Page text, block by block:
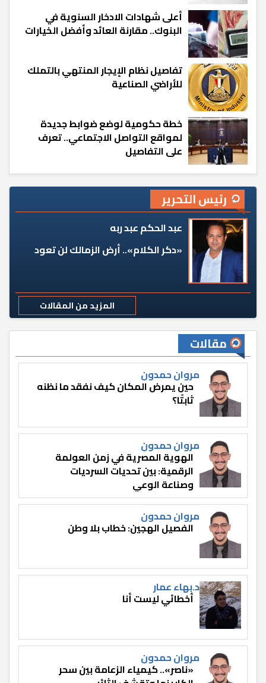
أعلى شهادات الادخار السنوية في
البنوك.. مقارنة العائد وأفضل الخيارات
تفاصيل نظام الإيجار المنتهي بالتملك
للأراضي الصناعية
خطة حكومية لوضع ضوابط جديدة
لمواقع التواصل الاجتماعي.. تعرف
على التفاصيل
رئيس التحرير
عبد الحكم عبد ربه
«دكر الكلام».. أرض الزمالك لن تعود
المزيد من المقالات
مقالات
مروان حمدون
حين يمرض المكان كيف نفقد ما نظنه
ثابتًا؟
مروان حمدون
الهوية المصرية في زمن العولمة
الرقمية: بين تحديات السرديات
وصناعة الوعي
مروان حمدون
الفصيل الهجين: خطاب بلا وطن
د.بهاء عمار
أخطائي ليست أنا
مروان حمدون
«ناصر».. كيمياء الزعامة بين سحر